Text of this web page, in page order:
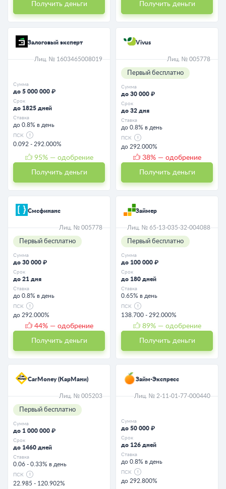
Получить деньги Получить деньги
Залоговый эксперт
Лиц. № 1603465008019
Сумма
до 5 000 000 ₽
Срок
до 1825 дней
Ставка
до 0.8% в день
ПСК
0.092 - 292.000%
95% — одобрение
Получить деньги
Vivus
Лиц. № 005778
Первый бесплатно
Сумма
до 30 000 ₽
Срок
до 32 дня
Ставка
до 0.8% в день
ПСК
до 292.000%
38% — одобрение
Получить деньги
Смсфинанс
Лиц. № 005778
Первый бесплатно
Сумма
до 30 000 ₽
Срок
до 21 дня
Ставка
до 0.8% в день
ПСК
до 292.000%
44% — одобрение
Получить деньги
Займер
Лиц. № 65-13-035-32-004088
Первый бесплатно
Сумма
до 100 000 ₽
Срок
до 180 дней
Ставка
0.65% в день
ПСК
138.700 - 292.000%
89% — одобрение
Получить деньги
CarMoney (КарМани)
Лиц. № 005203
Первый бесплатно
Сумма
до 1 000 000 ₽
Срок
до 1460 дней
Ставка
0.06 - 0.33% в день
ПСК
22.985 - 120.902%
Займ-Экспресс
Лиц. № 2-11-01-77-000440
Сумма
до 50 000 ₽
Срок
до 126 дней
Ставка
до 0.8% в день
ПСК
до 292.800%